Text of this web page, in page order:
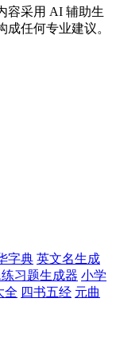
容采用 AI 辅助生
任何专业建议。
字典 英文名生成
习题生成器 小学
全 四书五经 元曲